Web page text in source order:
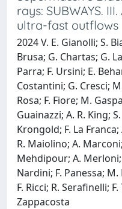
rays: SUBWAYS.
ultra-fast outflows
2024 V. E. Gianolli; S.
Brusa; G. Chartas; G.
Parra; F. Ursini; E.
Costantini; G. Cresci;
Rosa; F. Fiore; M.
Guainazzi; A. R. King;
Krongold; F. La
R. Maiolino; A.
Mehdipour; A.
Nardini; F. Panessa;
F. Ricci; R. Serafinelli;
Zappacosta